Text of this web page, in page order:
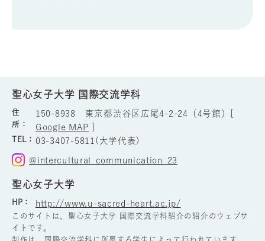
聖心女子大学 国際交流学科
住
所：
150-8938 東京都渋谷区広尾4-2-24（4号館）[
Google MAP
TEL： 03-3407-5811(大学代表)
@intercultural_communication_23
聖心女子大学
HP： http://www.u-sacred-heart.ac.jp/
このサイトは、聖心女子大学 国際交流学科紹介の紹介のウェブサ
イトです。
制作は、国際交流学科に所属する学生によって行われています。